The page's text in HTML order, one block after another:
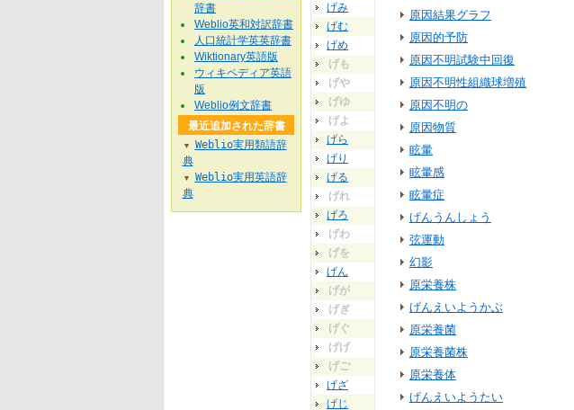
げみ
げむ
げめ
げも
げや
げゆ
げよ
げら
げり
げる
げれ
げろ
げわ
げを
げん
げが
げぎ
げぐ
げげ
げご
げざ
げじ
原因結果グラフ
原因的予防
原因不明試験中回復
原因不明性組織球増殖
原因不明の
原因物質
眩暈
眩暈感
眩暈症
げんうんしょう
弦運動
幻影
原栄養株
げんえいようかぶ
原栄養菌
原栄養菌株
原栄養体
げんえいようたい
辞書
Weblio英和対訳辞書
人口統計学英英辞書
Wiktionary英語版
ウィキペディア英語
版
Weblio例文辞書
最近追加された辞書
▼
Weblio実用類語辞
典
▼
Weblio実用英語辞
典